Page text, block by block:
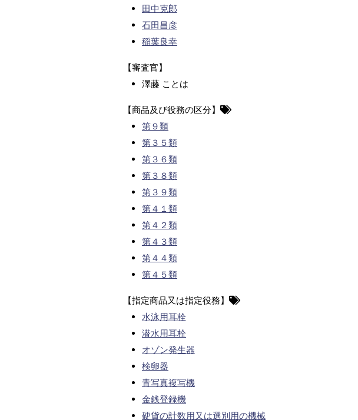
田中克郎
石田昌彦
稲葉良幸
【審査官】
澤藤 ことは
【商品及び役務の区分】
第９類
第３５類
第３６類
第３８類
第３９類
第４１類
第４２類
第４３類
第４４類
第４５類
【指定商品又は指定役務】
水泳用耳栓
潜水用耳栓
オゾン発生器
検卵器
青写真複写機
金銭登録機
硬貨の計数用又は選別用の機械